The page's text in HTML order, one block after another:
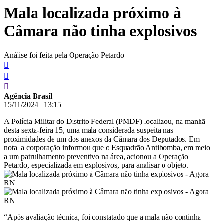
conteúdo
Mala localizada próximo à
Câmara não tinha explosivos
Análise foi feita pela Operação Petardo
Agência Brasil
15/11/2024 | 13:15
A Polícia Militar do Distrito Federal (PMDF) localizou, na manhã
desta sexta-feira 15, uma mala considerada suspeita nas
proximidades de um dos anexos da Câmara dos Deputados. Em
nota, a corporação informou que o Esquadrão Antibomba, em meio
a um patrulhamento preventivo na área, acionou a Operação
Petardo, especializada em explosivos, para analisar o objeto.
“Após avaliação técnica, foi constatado que a mala não continha